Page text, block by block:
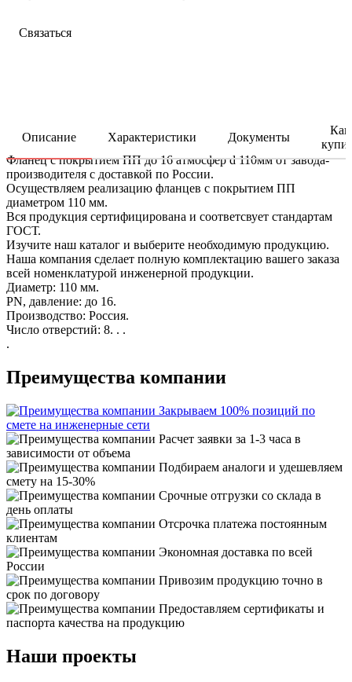
Связаться
Описание Характеристики Документы
Как
Фланец с покрытием ПП до 16 атмосфер d 110мм от завода-
производителя с доставкой по России.
Осуществляем реализацию фланцев с покрытием ПП
диаметром 110 мм.
Вся продукция сертифицирована и соответсвует стандартам
ГОСТ.
Изучите наш каталог и выберите необходимую продукцию.
Наша компания сделает полную комплектацию вашего заказа
всей номенклатурой инженерной продукции.
Диаметр: 110 мм.
PN, давление: до 16.
Производство: Россия.
Число отверстий: 8. . .
.
Преимущества компании
Закрываем 100% позиций по
смете на инженерные сети
Расчет заявки за 1-3 часа в
зависимости от объема
Подбираем аналоги и удешевляем
смету на 15-30%
Срочные отгрузки со склада в
день оплаты
Отсрочка платежа постоянным
клиентам
Экономная доставка по всей
России
Привозим продукцию точно в
срок по договору
Предоставляем сертификаты и
паспорта качества на продукцию
Наши проекты